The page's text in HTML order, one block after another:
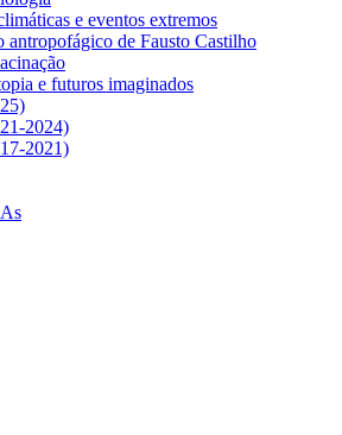
e eventos extremos
antropofágico de Fausto Castilho
e futuros imaginados
2024)
2021)